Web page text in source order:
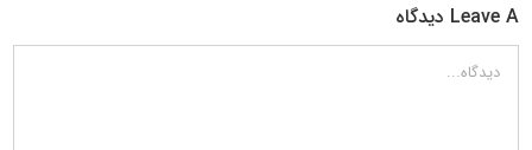
Leave A دیدگاه
دیدگاه